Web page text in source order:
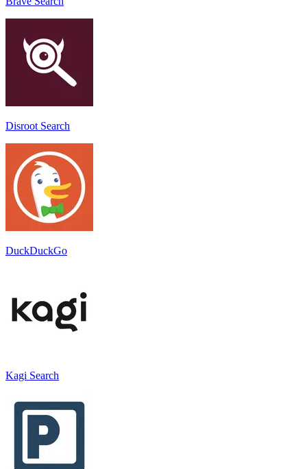
Disroot Search
DuckDuckGo
Kagi Search